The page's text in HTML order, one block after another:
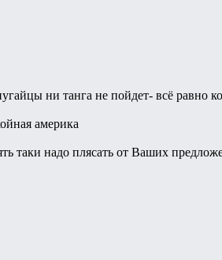
ни танга не пойдет- всё равно
америка
таки надо плясать от Ваших